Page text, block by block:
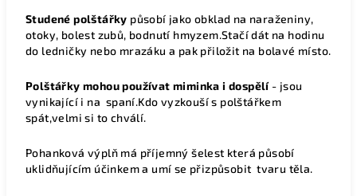
Studené polštářky působí jako obklad na naraženiny,
otoky, bolest zubů, bodnutí hmyzem.Stačí dát na hodinu
do ledničky nebo mrazáku a pak přiložit na bolavé místo.
Polštářky mohou používat miminka i dospělí- jsou
vynikající i na spaní.Kdo vyzkouší s polštářkem
spát,velmi si to chválí.
Pohanková výplň má příjemný šelest která působí
uklidňujícím účinkem a umí se přizpůsobit tvaru těla.